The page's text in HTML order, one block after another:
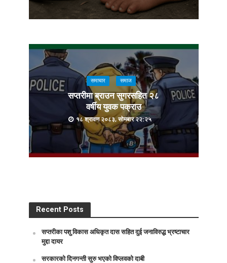
समाचार समाज
सप्तरीमा ब्राउन सुगरसहित २८
वर्षीय युवक पक्राउ
१८ श्रावण २०८३, सोमबार २२:२५
Recent Posts
सप्तरीका पशु विकास अधिकृत दास सहित दुई जनाविरुद्ध भ्रष्टाचार
मुद्दा दायर
सरकारको दिनगन्ती सुरु भएको विप्लवको दाबी